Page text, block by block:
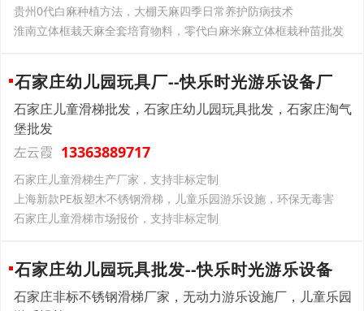
贵州0代白麻种植方法，大棚天麻四季日常养护防病技术
淮南立体框栽天麻全套培育物料，零代白麻米麻立体框栽种苗批发
石家庄幼儿园玩具厂--快乐时光游乐设备厂
石家庄儿童滑梯批发，石家庄幼儿园玩具批发，石家庄淘气
堡批发
左云霞 13363889717
石家庄儿童滑梯生产厂家，支持非标定制
上海新款PE板塑木不锈钢滑梯，儿童乐园游乐设施，环保无毒害
石家庄儿童滑梯市场报价，支持非标定制
石家庄幼儿园玩具批发--快乐时光游乐设备
石家庄非标不锈钢滑梯厂家，无动力游乐设施厂，儿童乐园